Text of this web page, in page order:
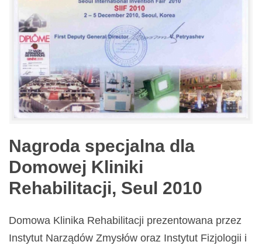
Nagroda specjalna dla
Domowej Kliniki
Rehabilitacji, Seul 2010
Domowa Klinika Rehabilitacji prezentowana przez
Instytut Narządów Zmysłów oraz Instytut Fizjologii i